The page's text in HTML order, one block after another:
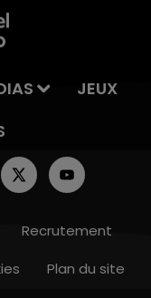
JEUX
Recrutement
Plan du site